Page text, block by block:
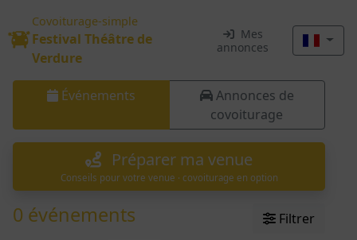
Covoiturage-simple
Festival Théâtre de
Verdure
Mes
annonces
Événements
Annonces de
covoiturage
Préparer ma venue
Conseils pour votre venue · covoiturage en option
0 événements
Filtrer